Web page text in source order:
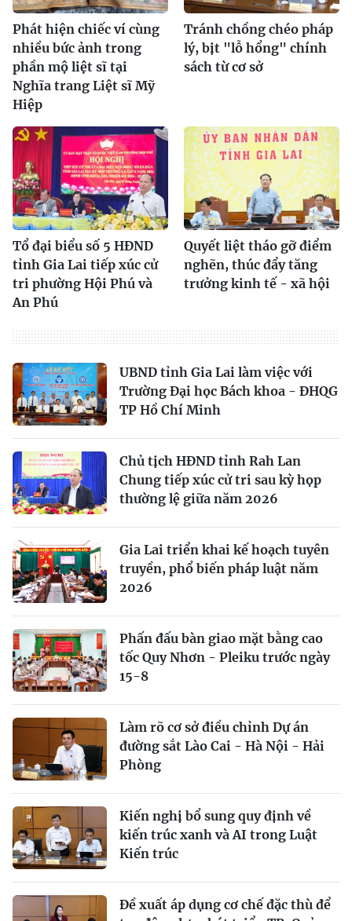
Phát hiện chiếc ví cùng
nhiều bức ảnh trong
phần mộ liệt sĩ tại
Nghĩa trang Liệt sĩ Mỹ
Hiệp
Tránh chồng chéo pháp
lý, bịt "lỗ hổng" chính
sách từ cơ sở
Tổ đại biểu số 5 HĐND
tỉnh Gia Lai tiếp xúc cử
tri phường Hội Phú và
An Phú
Quyết liệt tháo gỡ điểm
nghẽn, thúc đẩy tăng
trưởng kinh tế - xã hội
UBND tỉnh Gia Lai làm việc với
Trường Đại học Bách khoa - ĐHQG
TP Hồ Chí Minh
Chủ tịch HĐND tỉnh Rah Lan
Chung tiếp xúc cử tri sau kỳ họp
thường lệ giữa năm 2026
Gia Lai triển khai kế hoạch tuyên
truyền, phổ biến pháp luật năm
2026
Phấn đấu bàn giao mặt bằng cao
tốc Quy Nhơn - Pleiku trước ngày
15-8
Làm rõ cơ sở điều chỉnh Dự án
đường sắt Lào Cai - Hà Nội - Hải
Phòng
Kiến nghị bổ sung quy định về
kiến trúc xanh và AI trong Luật
Kiến trúc
Đề xuất áp dụng cơ chế đặc thù để